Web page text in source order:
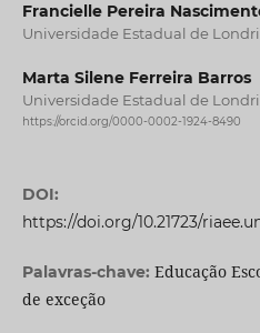
Francielle Pereira
Universidade Estadual de
Marta Silene Ferreira Barros
Universidade Estadual de
https://orcid.org/0000-0002-1924-8490
DOI:
https://doi.org/10.21723/
Palavras-chave: Educação
de exceção